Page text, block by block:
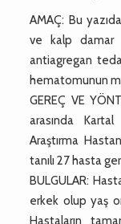
AMAÇ: Bu
ve kalp damar
antiagregan
hematomunun
GEREÇ VE
arasında
Araştırma
tanılı 27 hasta
BULGULAR:
erkek olup yaş
Hastaların